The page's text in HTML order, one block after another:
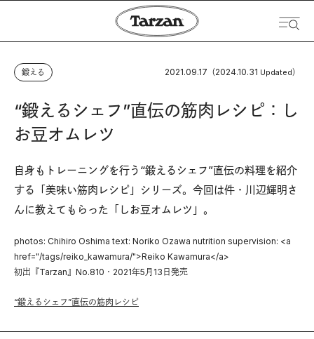
鍛える 2021.09.17 （2024.10.31 Updated）
“鍛えるシェフ”直伝の筋肉レシピ：し
お豆オムレツ
自身もトレーニングを行う“鍛えるシェフ”直伝の料理を紹介
する「美味い筋肉レシピ」シリーズ。今回は件・川辺輝明さ
んに教えてもらった「しお豆オムレツ」。
photos: Chihiro Oshima text: Noriko Ozawa nutrition supervision: <a
href="/tags/reiko_kawamura/">Reiko Kawamura</a>
初出『Tarzan』No.810・2021年5月13日発売
“鍛えるシェフ”直伝の筋肉レシピ